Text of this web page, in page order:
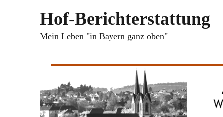
Hof-Berichterstattung
Mein Leben "in Bayern ganz oben"